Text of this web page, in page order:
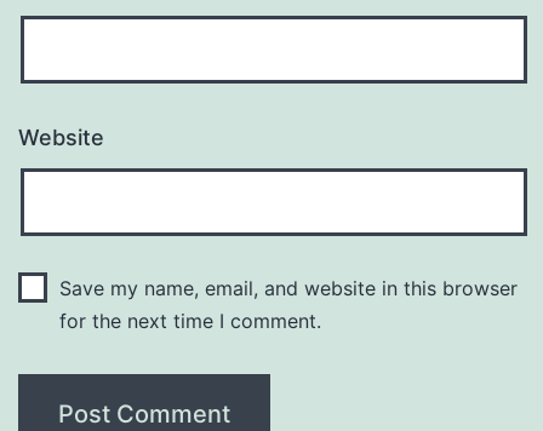
Website
Save my name, email, and website in this browser
for the next time I comment.